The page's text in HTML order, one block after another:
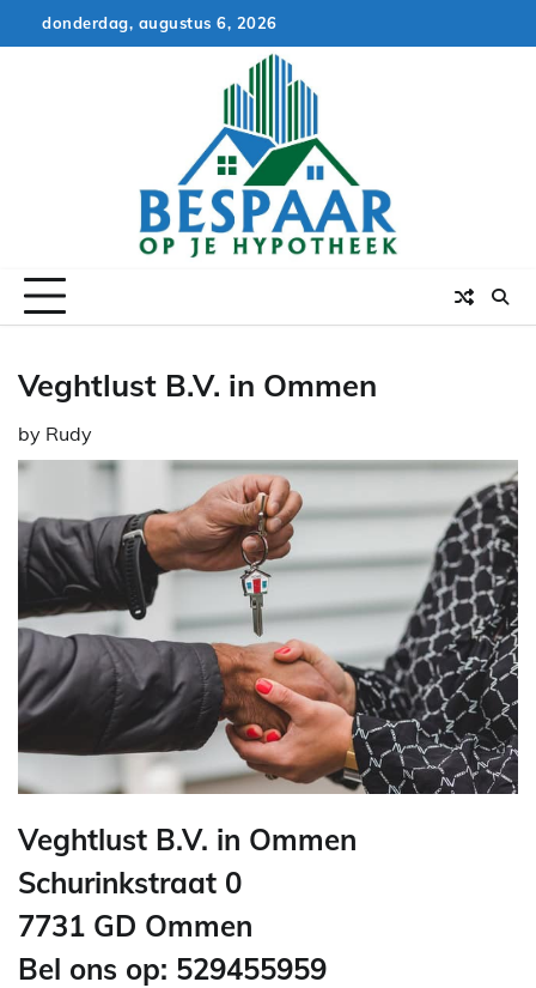
to
donderdag, augustus 6, 2026
Veghtlust B.V. in Ommen
by Rudy
Veghtlust B.V. in Ommen
Schurinkstraat 0
7731 GD Ommen
Bel ons op: 529455959